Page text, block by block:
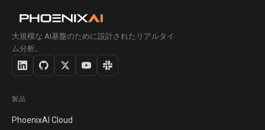
大規模な AI基盤のために設計されたリアルタイ
ム分析。
製品
PhoenixAI Cloud